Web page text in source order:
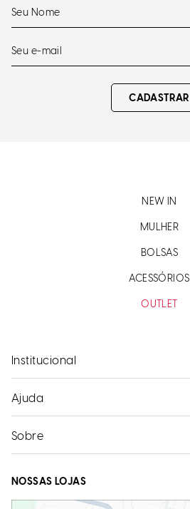
CADASTRAR
NEW IN
MULHER
BOLSAS
ACESSÓRIOS
OUTLET
Institucional
Ajuda
Sobre
NOSSAS LOJAS